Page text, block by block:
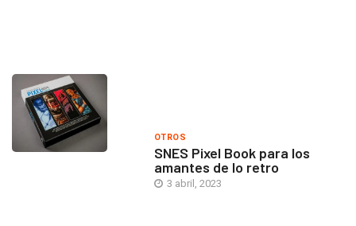
OTROS
SNES Pixel Book para los
amantes de lo retro
3 abril, 2023